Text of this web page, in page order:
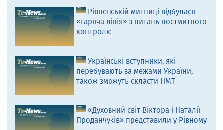
Рівненській митниці відбулася
«гаряча лінія» з питань постмитного
контролю
Українські вступники, які
перебувають за межами України,
також зможуть скласти НМТ
«Духовний світ Віктора і Наталії
Проданчуків» представили у Рівному